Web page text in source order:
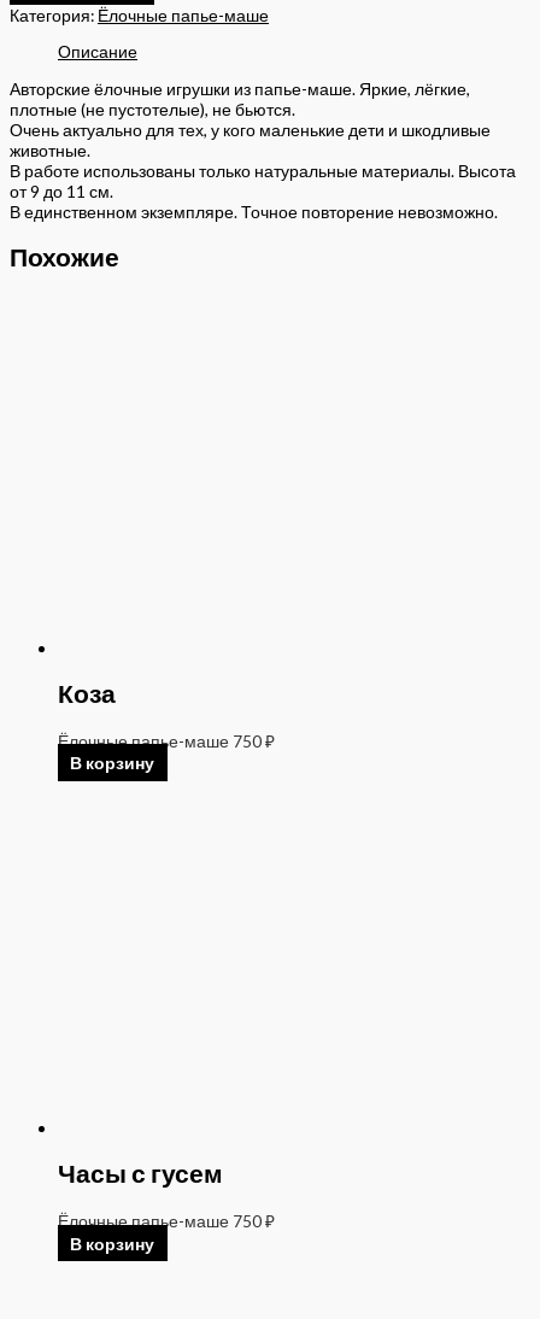
Категория: Ёлочные папье-маше
Описание
Авторские ёлочные игрушки из папье-маше. Яркие, лёгкие,
плотные (не пустотелые), не бьются.
Очень актуально для тех, у кого маленькие дети и шкодливые
животные.
В работе использованы только натуральные материалы. Высота
от 9 до 11 см.
В единственном экземпляре. Точное повторение невозможно.
Похожие
Коза
Ёлочные папье-маше 750₽
В корзину
Часы с гусем
Ёлочные папье-маше 750₽
В корзину